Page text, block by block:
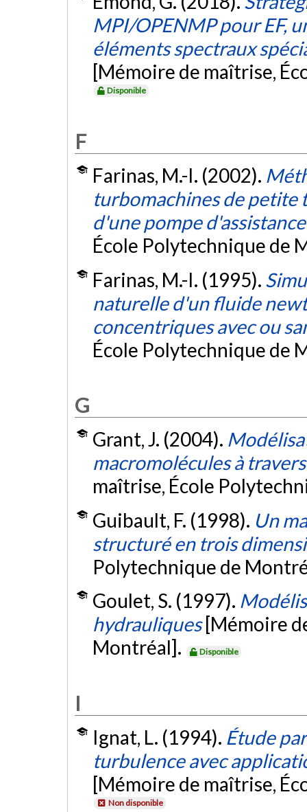
MPI/OPENMP pour EF,
éléments spectraux
[Mémoire de maîtrise,
Disponible
F
Farinas, M.-I. (2002).
turbomachines de petite
d'une pompe
École Polytechnique de
Farinas, M.-I. (1995).
naturelle d'un fluide
concentriques avec ou
École Polytechnique de
G
Grant, J. (2004).
macromolécules à
maîtrise, École
Guibault, F. (1998). Un
structuré en trois
Polytechnique de
Goulet, S. (1997).
hydrauliques [Mémoire
Montréal].
Disponible
I
Ignat, L. (1994). Étude
turbulence avec
[Mémoire de maîtrise,
Non disponible